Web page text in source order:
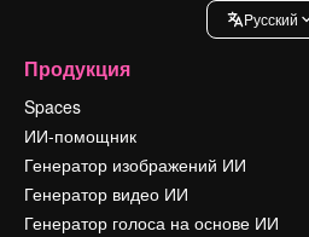
Pусский
Продукция
Spaces
ИИ-помощник
Генератор изображений ИИ
Генератор видео ИИ
Генератор голоса на основе ИИ